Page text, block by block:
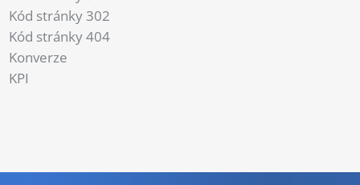
Kód stránky 302
Kód stránky 404
Konverze
KPI